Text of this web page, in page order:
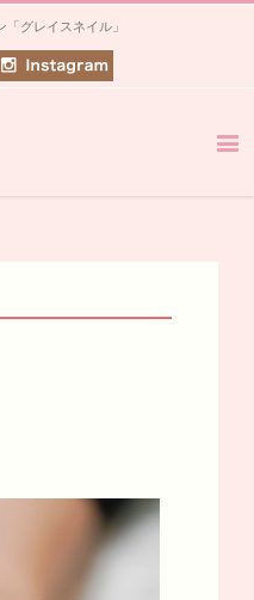
グレイスネイル」